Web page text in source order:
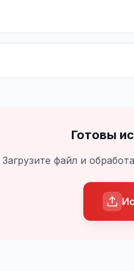
Готовы
Загрузите файл и